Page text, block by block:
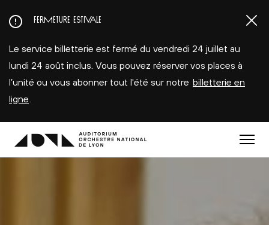
au
principal
FERMETURE ESTIVALE
Le service billetterie est fermé du vendredi 24 juillet au
lundi 24 août inclus. Vous pouvez réserver vos places à
l’unité ou vous abonner tout l'été sur notre billetterie en
ligne
Menu